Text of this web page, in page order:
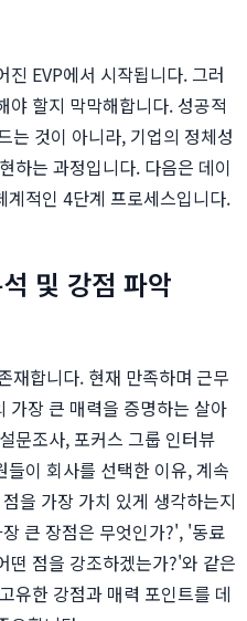
진 EVP에서 시작됩니다. 그러
야 할지 막막해합니다. 성공적
는 것이 아니라, 기업의 정체성
하는 과정입니다. 다음은 데이
계적인 4단계 프로세스입니다.
및 강점 파악
재합니다. 현재 만족하며 근무
가장 큰 매력을 증명하는 살아
문조사, 포커스 그룹 인터뷰
이 회사를 선택한 이유, 계속
을 가장 가치 있게 생각하는지
큰 장점은 무엇인가?', '동료
떤 점을 강조하겠는가?'와 같은
유한 강점과 매력 포인트를 데